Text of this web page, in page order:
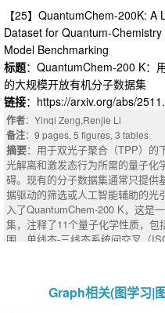
ognizing the origin, and
re fair outputs to reduce harmful
dy inspects and highlights the
ng generative Artificial
ks such StereoSet and
ases in many different generative
DA. To detect both explicit and
pproach for thorough and
odels struggle with gender biases
al biases. Our findings also
s, LLMs often over-rely on
onstrates the incapability of
acy and authenticity of its
performance, we applied an
uning, models using different
n of the bias benchmarks. We
methods (LoRA), (3) LLM-based
uping merging into the base
s merged using SLERP across
entational quality with clustering
We additionally analyze the use of
s encode any other information
ally, we find that LLM-based
apture higher-order, compositional
er dominance that degrades
sistently recovers base-model
elding superior tradeoffs in
d to model souping or models that
tency上获得
摘要：Verification is crucial for
ent a new temporal consistency
eir judgments based on the
ation or multi-model debate
y in a sequence of self-reflection
Empirical evaluations across
tion benchmarks (Mathcheck,
stent performance improvements
the recent DeepSeek R1 distilled
performance, enabling 7B/8B
odels and GPT-4o on
our method achieves
are available at https://
【25】QuantumChem-200K:
Dataset for Quantum-
Model Benchmarking
标题：QuantumChem-200 K：
的大规模开放有机分子数据集
链接：https://arxiv.org/abs/
作者：Yinqi Zeng,Renjie Li
备注：9 pages, 5 figures, 3 tables
摘要：用于双光子聚合（TPP）的
光解离和激发态行为所需的量子化
碍。现有的分子数据集通常只提供
据驱动的筛选或人工智能辅助的光
入了QuantumChem-200 K，这是
集，注释了11个量子化学性质，
围，单线态-三线态系统间交叉（
和神经网络预测器。使用
大型语言模型进行了微调，以创
Graph相关(图学习|